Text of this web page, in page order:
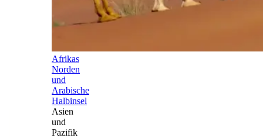
Afrikas
Norden
und
Arabische
Halbinsel
Asien
und
Pazifik